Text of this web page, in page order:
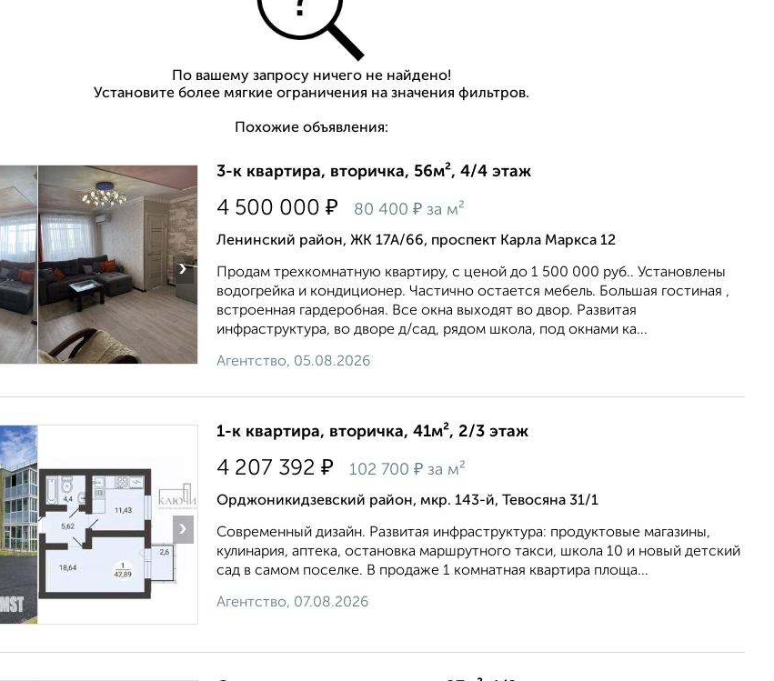
По вашему запросу ничего не найдено!
Установите более мягкие ограничения на значения фильтров.
Похожие объявления:
›
3-к квартира, вторичка, 56м², 4/4 этаж
4 500 000 ₽ 80 400 ₽ за м²
Ленинский район, ЖК 17А/66, проспект Карла Маркса 12
Продам трехкомнатную квартиру, c ценой до 1 500 000 руб.. Установлены
водогрейка и кондиционер. Частично остается мебель. Большая гостиная ,
встроенная гардеробная. Все окна выходят во двор. Развитая
инфраструктура, во дворе д/сад, рядом школа, под окнами ка...
Агентство, 05.08.2026
›
1-к квартира, вторичка, 41м², 2/3 этаж
4 207 392 ₽ 102 700 ₽ за м²
Орджоникидзевский район, мкр. 143-й, Тевосяна 31/1
Современный дизайн. Развитая инфраструктура: продуктовые магазины,
кулинария, аптека, остановка маршрутного такси, школа 10 и новый детский
сад в самом поселке. В продаже 1 комнатная квартира площа...
Агентство, 07.08.2026